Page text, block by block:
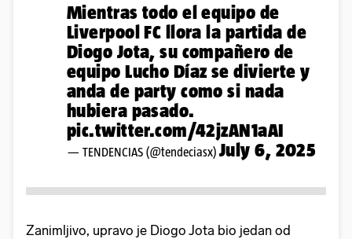
Mientras todo el equipo de
Liverpool FC llora la partida de
Diogo Jota, su compañero de
equipo Lucho Díaz se divierte y
anda de party como si nada
hubiera pasado.
pic.twitter.com/42jzAN1aAI
— TENDENCIAS (@tendeciasx) July 6, 2025
Zanimljivo, upravo je Diogo Jota bio jedan od